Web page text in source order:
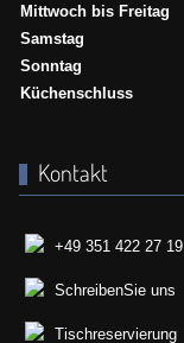
Mittwoch bis Freitag
Samstag
Sonntag
Küchenschluss
Kontakt
+49 351 422 27 19
SchreibenSie uns
Tischreservierung